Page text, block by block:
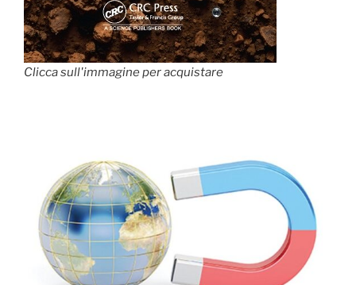
Clicca sull'immagine per acquistare